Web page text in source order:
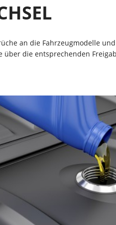
an die Fahrzeugmodelle
über die entsprechenden